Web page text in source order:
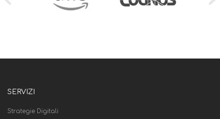
SERVIZI
Strategie Digitali